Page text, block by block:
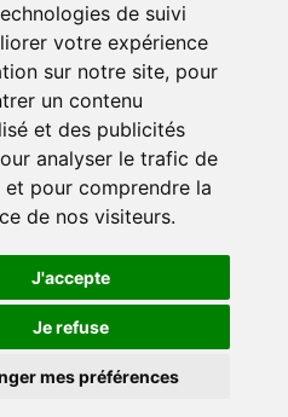
de suivi
votre expérience
sur notre site, pour
un contenu
et des publicités
analyser le trafic de
et pour comprendre la
de nos visiteurs.
J'accepte
Je refuse
mes préférences
ne
et sont
désolé
Accueil